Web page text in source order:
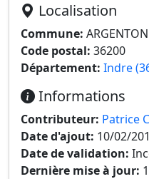
Localisation
Commune:
Code postal: 36200
Département: Indre
Informations
Contributeur: Patrice
Date d'ajout: 10/02/
Date de validation:
Dernière mise à jour: